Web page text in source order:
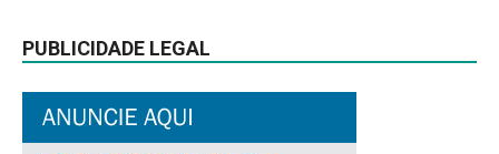
PUBLICIDADE LEGAL